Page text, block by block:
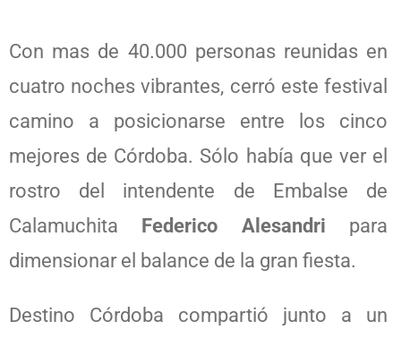
Con mas de 40.000 personas reunidas en
cuatro noches vibrantes, cerró este festival
camino a posicionarse entre los cinco
mejores de Córdoba. Sólo había que ver el
rostro del intendente de Embalse de
Calamuchita Federico Alesandri para
dimensionar el balance de la gran fiesta.
Destino Córdoba compartió junto a un